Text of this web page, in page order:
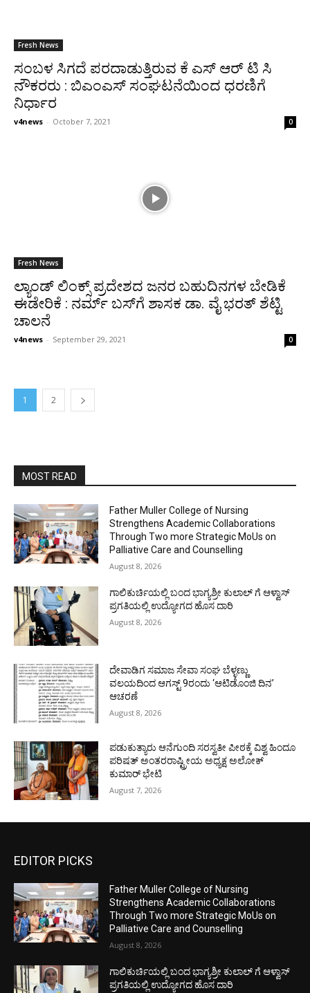
Fresh News
ಸಂಬಳ ಸಿಗದೆ ಪರದಾಡುತ್ತಿರುವ ಕೆ ಎಸ್ ಆರ್ ಟಿ ಸಿ
ನೌಕರರು : ಬಿಎಂಎಸ್ ಸಂಘಟನೆಯಿಂದ ಧರಣಿಗೆ
ನಿರ್ಧಾರ
v4news - October 7, 2021 0
Fresh News
ಲ್ಯಾಂಡ್ ಲಿಂಕ್ಸ್ ಪ್ರದೇಶದ ಜನರ ಬಹುದಿನಗಳ ಬೇಡಿಕೆ
ಈಡೇರಿಕೆ : ನರ್ಮ್ ಬಸ್‍ಗೆ ಶಾಸಕ ಡಾ. ವೈ ಭರತ್ ಶೆಟ್ಟಿ
ಚಾಲನೆ
v4news - September 29, 2021 0
1 2
MOST READ
Father Muller College of Nursing
Strengthens Academic Collaborations
Through Two more Strategic MoUs on
Palliative Care and Counselling
August 8, 2026
ಗಾಲಿಕುರ್ಚಿಯಲ್ಲಿ ಬಂದ ಭಾಗ್ಯಶ್ರೀ ಕುಲಾಲ್ ಗೆ ಆಳ್ವಾಸ್
ಪ್ರಗತಿಯಲ್ಲಿ ಉದ್ಯೋಗದ ಹೊಸ ದಾರಿ
August 8, 2026
ದೇವಾಡಿಗ ಸಮಾಜ ಸೇವಾ ಸಂಘ ಬೆಳ್ಳಣ್ಣು
ವಲಯದಿಂದ ಆಗಸ್ಟ್ 9ರಂದು ‘ಆಟಿಡೊಂಜಿ ದಿನ’
ಆಚರಣೆ
August 8, 2026
ಪಡುಕುತ್ಯಾರು ಆನೆಗುಂದಿ ಸರಸ್ವತೀ ಪೀಠಕ್ಕೆ ವಿಶ್ವ ಹಿಂದೂ
ಪರಿಷತ್ ಅಂತರರಾಷ್ಟ್ರೀಯ ಅಧ್ಯಕ್ಷ ಅಲೋಕ್
ಕುಮಾರ್ ಭೇಟಿ
August 7, 2026
EDITOR PICKS
Father Muller College of Nursing
Strengthens Academic Collaborations
Through Two more Strategic MoUs on
Palliative Care and Counselling
August 8, 2026
ಗಾಲಿಕುರ್ಚಿಯಲ್ಲಿ ಬಂದ ಭಾಗ್ಯಶ್ರೀ ಕುಲಾಲ್ ಗೆ ಆಳ್ವಾಸ್
ಪ್ರಗತಿಯಲ್ಲಿ ಉದ್ಯೋಗದ ಹೊಸ ದಾರಿ